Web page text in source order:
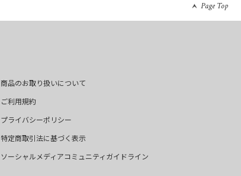
Page Top
商品のお取り扱いについて
ご利用規約
プライバシーポリシー
特定商取引法に基づく表示
ソーシャルメディアコミュニティガイドライン